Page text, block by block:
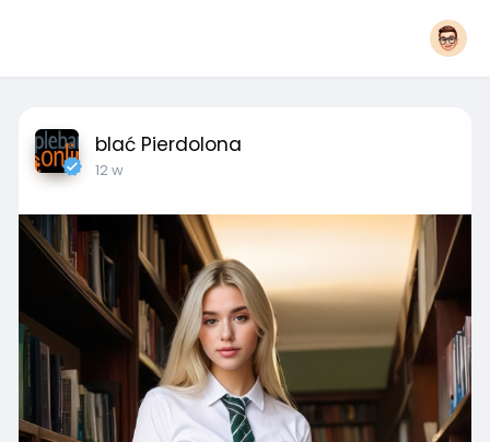
blać Pierdolona
12 w